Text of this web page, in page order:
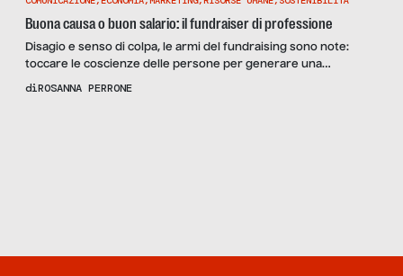
Buona causa o buon salario: il fundraiser di professione
Disagio e senso di colpa, le armi del fundraising sono note:
toccare le coscienze delle persone per generare una
donazione economica. È di indubbia efficacia questo copione,
diROSANNA PERRONE